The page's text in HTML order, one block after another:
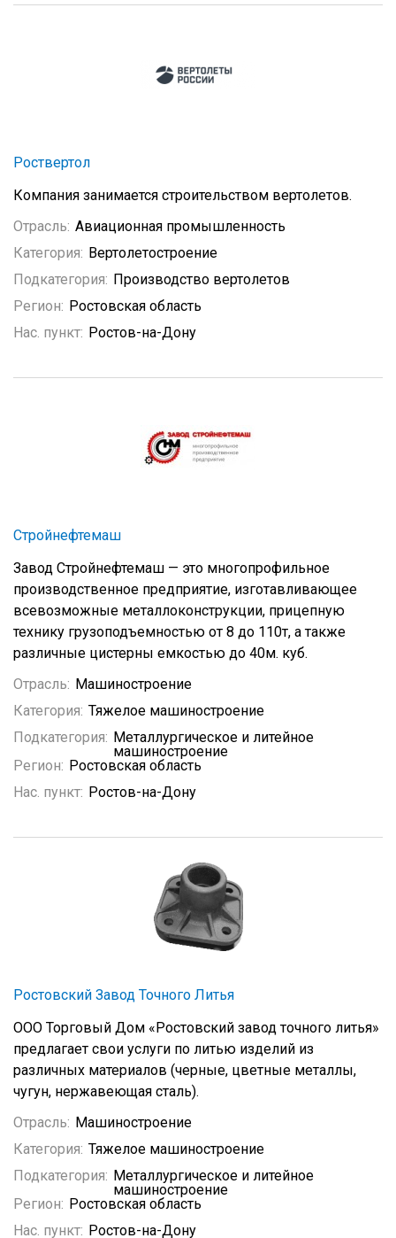
Роствертол
Компания занимается строительством вертолетов.
Отрасль: Авиационная промышленность
Категория: Вертолетостроение
Подкатегория: Производство вертолетов
Регион: Ростовская область
Нас. пункт: Ростов-на-Дону
Стройнефтемаш
Завод Стройнефтемаш — это многопрофильное
производственное предприятие, изготавливающее
всевозможные металлоконструкции, прицепную
технику грузоподъемностью от 8 до 110т, а также
различные цистерны емкостью до 40м. куб.
Отрасль: Машиностроение
Категория: Тяжелое машиностроение
Подкатегория: Металлургическое и литейное
машиностроение
Регион: Ростовская область
Нас. пункт: Ростов-на-Дону
Ростовский Завод Точного Литья
ООО Торговый Дом «Ростовский завод точного литья»
предлагает свои услуги по литью изделий из
различных материалов (черные, цветные металлы,
чугун, нержавеющая сталь).
Отрасль: Машиностроение
Категория: Тяжелое машиностроение
Подкатегория: Металлургическое и литейное
машиностроение
Регион: Ростовская область
Нас. пункт: Ростов-на-Дону